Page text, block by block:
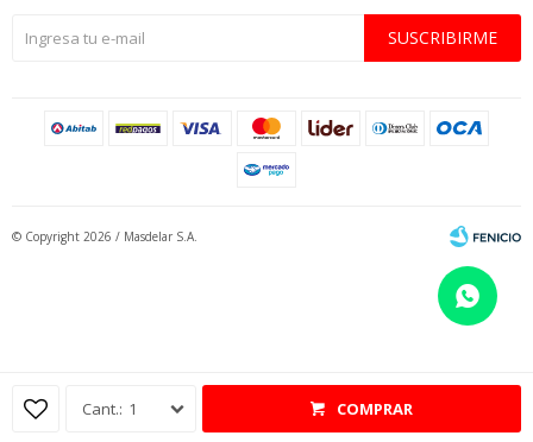
1 COMPRAR
SUSCRIBIRME
© Copyright 2026 / Masdelar S.A.